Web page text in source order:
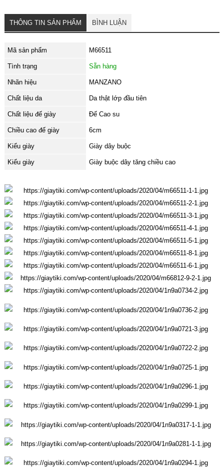
THÔNG TIN SẢN PHẨM BÌNH LUẬN
Mã sản phẩm M66511
Tình trạng Sẵn hàng
Nhãn hiệu MANZANO
Chất liệu da Da thật lớp đầu tiên
Chất liệu đế giày Đế Cao su
Chiều cao đế giày 6cm
Kiểu giày Giày dây buộc
Kiểu giày Giày buộc dây tăng chiều cao